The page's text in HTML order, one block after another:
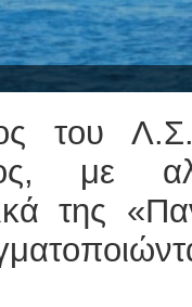
του
με
της
ΚΩΝΣΤΑΝΤΙΝΟΣ
Holter πίεσης και
Δοκιμασία
υπέρηχος
Μυτιλήνη